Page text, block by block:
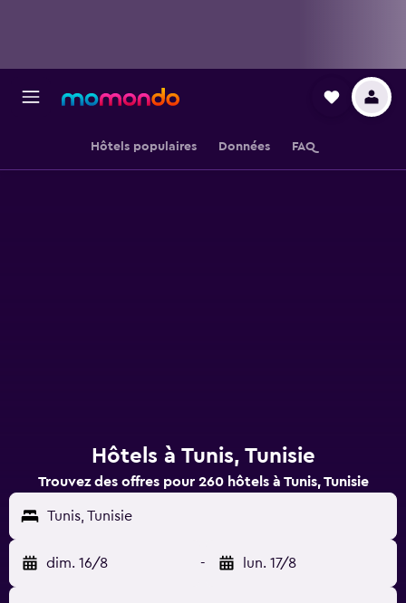
Hôtels populaires Données FAQ
Hôtels à Tunis, Tunisie
Trouvez des offres pour 260 hôtels à Tunis, Tunisie
Tunis, Tunisie
dim. 16/8 - lun. 17/8